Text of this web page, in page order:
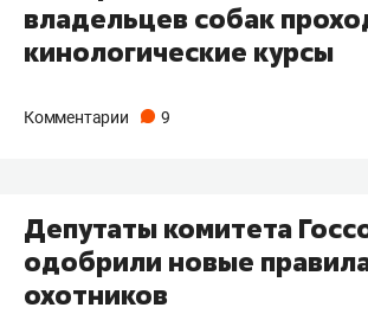
владельцев собак
кинологические курсы
Комментарии 9
Депутаты комитета
одобрили новые
охотников